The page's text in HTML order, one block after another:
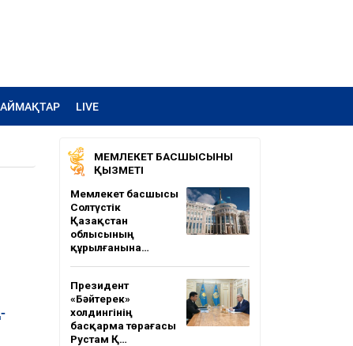
АЙМАҚТАР LIVE
МЕМЛЕКЕТ БАСШЫСЫНЫҢ
ҚЫЗМЕТІ
Мемлекет басшысы
Солтүстік
Қазақстан
облысының
құрылғанына…
Президент
«Бәйтерек»
холдингінің
басқарма төрағасы
Рустам Қ…